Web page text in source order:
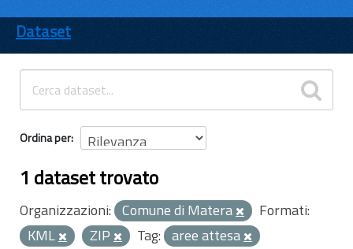
ENTI
TEMI
INFORMAZIONI
Dataset
Ordina per
1 dataset trovato
Organizzazioni: Comune di Matera
Formati:
KML
ZIP Tag: aree attesa